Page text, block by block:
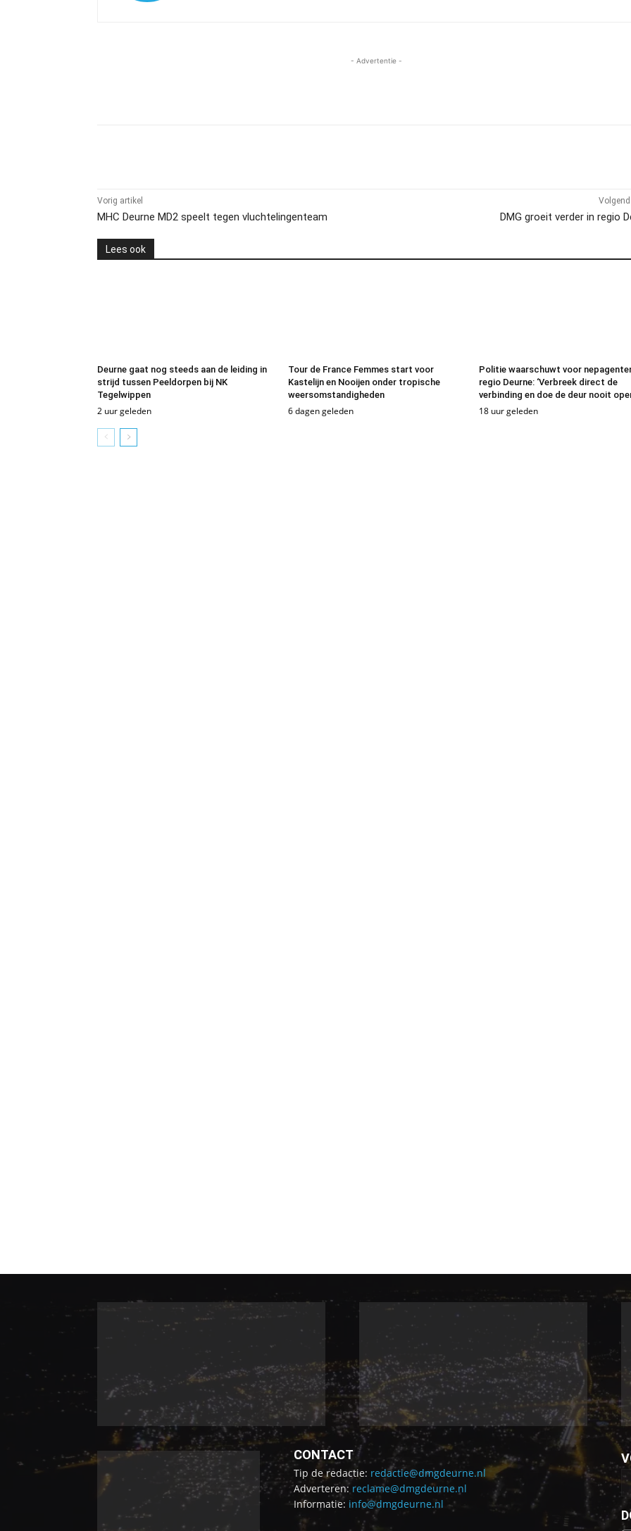
- Advertentie -
Vorig artikel
MHC Deurne MD2 speelt tegen vluchtelingenteam DMG groeit verder in regio
Lees ook
Deurne gaat nog steeds aan de leiding in
strijd tussen Peeldorpen bij NK
Tegelwippen
2 uur geleden
Tour de France Femmes start voor
Kastelijn en Nooijen onder tropische
weersomstandigheden
6 dagen geleden
Politie waarschuwt voor
regio Deurne: ‘Verbreek direct de
verbinding en doe de deur nooit
18 uur geleden
CONTACT
Tip de redactie: redactie@dmgdeurne.nl
Adverteren: reclame@dmgdeurne.nl
Informatie: info@dmgdeurne.nl